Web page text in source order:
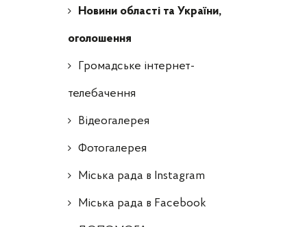
Новини області та України,
оголошення
Громадське інтернет-
телебачення
Відеогалерея
Фотогалерея
Міська рада в Instagram
Міська рада в Facebook